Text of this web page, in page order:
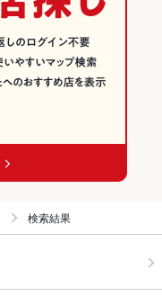
検索結果